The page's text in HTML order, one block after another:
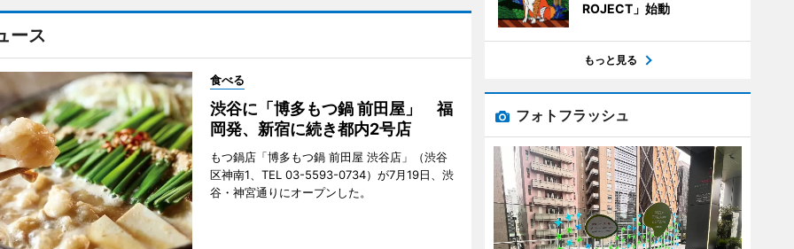
ース
食べる
渋谷に「博多もつ鍋 前田屋」 福
岡発、新宿に続き都内2号店
もつ鍋店「博多もつ鍋 前田屋 渋谷店」（渋谷
区神南1、TEL 03-5593-0734）が7月19日、渋
谷・神宮通りにオープンした。
ROJECT」始動
もっと見る
フォトフラッシュ